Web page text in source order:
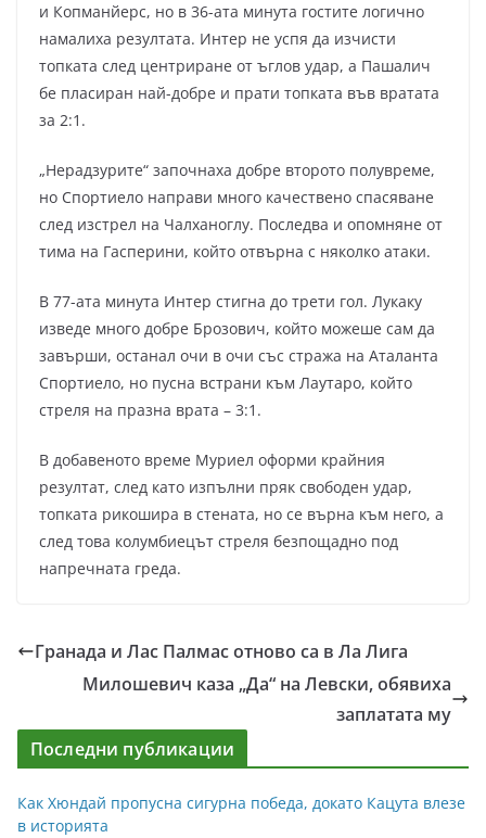
и Копманйерс, но в 36-ата минута гостите логично
намалиха резултата. Интер не успя да изчисти
топката след центриране от ъглов удар, а Пашалич
бе пласиран най-добре и прати топката във вратата
за 2:1.
„Нерадзурите“ започнаха добре второто полувреме,
но Спортиело направи много качествено спасяване
след изстрел на Чалханоглу. Последва и опомняне от
тима на Гасперини, който отвърна с няколко атаки.
В 77-ата минута Интер стигна до трети гол. Лукаку
изведе много добре Брозович, който можеше сам да
завърши, останал очи в очи със стража на Аталанта
Спортиело, но пусна встрани към Лаутаро, който
стреля на празна врата – 3:1.
В добавеното време Муриел оформи крайния
резултат, след като изпълни пряк свободен удар,
топката рикошира в стената, но се върна към него, а
след това колумбиецът стреля безпощадно под
напречната греда.
Гранада и Лас Палмас отново са в Ла Лига
Милошевич каза „Да“ на Левски, обявиха
заплатата му
Последни публикации
Как Хюндай пропусна сигурна победа, докато Кацута влезе
в историята